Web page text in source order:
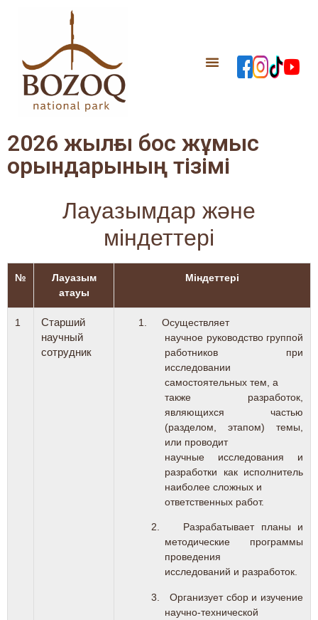
2026 жылғы бос жұмыс
орындарының тізімі
Лауазымдар және
міндеттері
№
Лауазым
атауы
Міндеттері
1
Старший
научный
сотрудник
Осуществляет
научное руководство группой
работников при
исследовании
самостоятельных тем, а
также разработок,
являющихся частью
(разделом, этапом) темы,
или проводит
научные исследования и
разработки как исполнитель
наиболее сложных и
ответственных работ.
2.
Разрабатывает планы и
методические программы
проведения
исследований и разработок.
3.
Организует сбор и изучение
научно-технической